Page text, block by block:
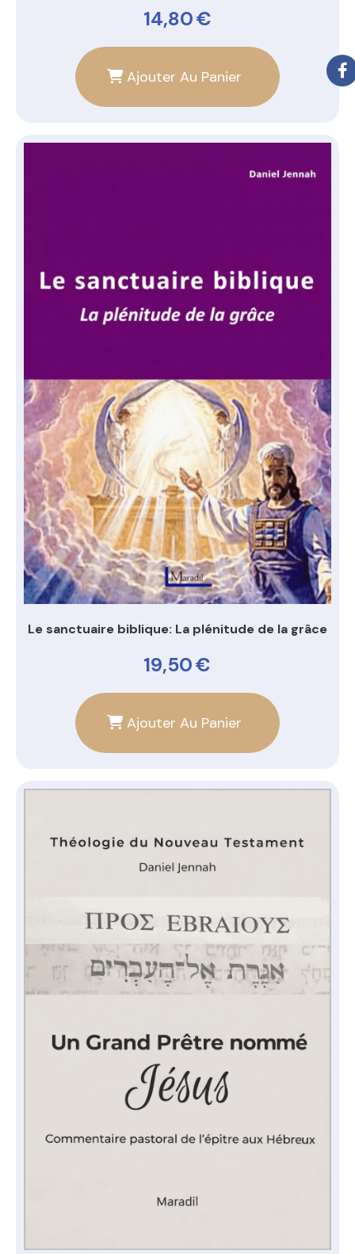
14,80€
Ajouter Au Panier
Le sanctuaire biblique: La plénitude de la grâce
19,50€
Ajouter Au Panier